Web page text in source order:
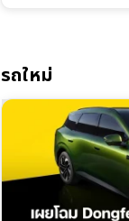
IntelliHouse และ
EverCORE โซลูชัน
ESS ครบวงจร
รถใหม่